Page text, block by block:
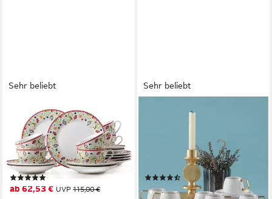
Sehr beliebt
RITZENHOFF & BREKER
Kaffeeservice Doppio Shanti,
Geschirr-Set, Service (18-tlg),
6 Personen, Porzellan, 18
Teile, für 6 Personen
ab 62,53 € UVP 115,00 €
Sehr beliebt
Untertasse Set 6 Personen
Gold, 6 Personen
(58)
49,95 €